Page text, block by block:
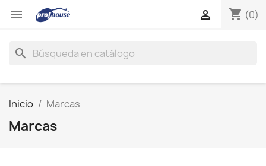
 shopping_cart (0)

search
Inicio Marcas
Marcas